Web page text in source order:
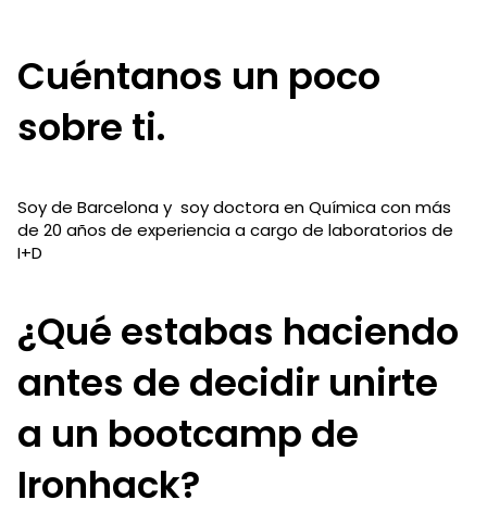
Cuéntanos un poco
sobre ti.
Soy de Barcelona y soy doctora en Química con más
de 20 años de experiencia a cargo de laboratorios de
I+D
¿Qué estabas haciendo
antes de decidir unirte
a un bootcamp de
Ironhack?